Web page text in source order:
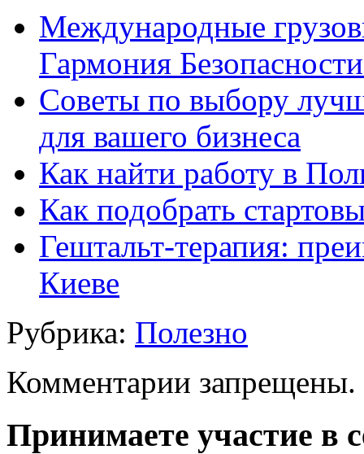
Международные
Гармония
Советы по выбору
для вашего бизнеса
Как найти работу в
Как подобрать
Гештальт-терапия:
Киеве
Рубрика: Полезно
Комментарии запрещены.
Принимаете участие в